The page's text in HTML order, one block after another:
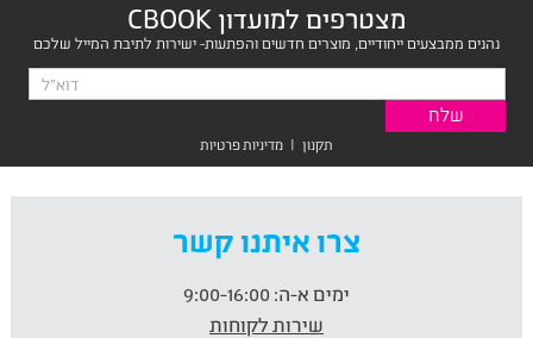
מצטרפים למועדון CBOOK
נהנים ממבצעים ייחודיים, מוצרים חדשים והפתעות- ישירות לתיבת המייל שלכם
תקנון | מדיניות פרטיות
צרו איתנו קשר
ימים א-ה:
שירות לקוחות